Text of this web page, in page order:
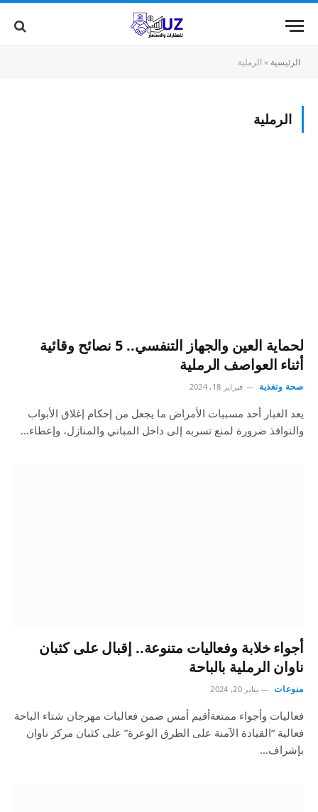
الرئيسية » الرملية
الرملية
لحماية العين والجهاز التنفسي.. 5 نصائح وقائية
أثناء العواصف الرملية
صحة وتغذية فبراير 18, 2024
يعد الغبار أحد مسببات الأمراض ما يجعل من إحكام إغلاق الأبواب
والنوافذ ضرورة لمنع تسربه إلى داخل المباني والمنازل، وإعطاء…
أجواء خلابة وفعاليات متنوعة.. إقبال على كثبان
ناوان الرملية بالباحة
منوعات يناير 20, 2024
فعاليات وأجواء ممتعةأقيم أمس ضمن فعاليات مهرجان شتاء الباحة
فعالية “القيادة الآمنة على الطرق الوعرة” على كثبان مركز ناوان
بإشراف…